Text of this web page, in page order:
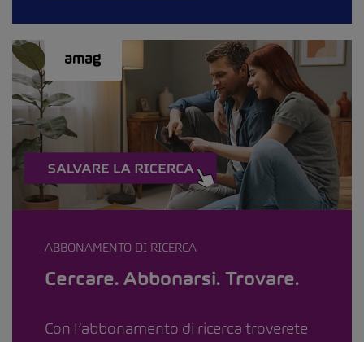
ABBONAMENTO DI RICERCA
Cercare. Abbonarsi. Trovare.
Con l’abbonamento di ricerca troverete